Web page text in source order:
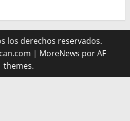
los derechos reservados.
| MoreNews por AF
themes.